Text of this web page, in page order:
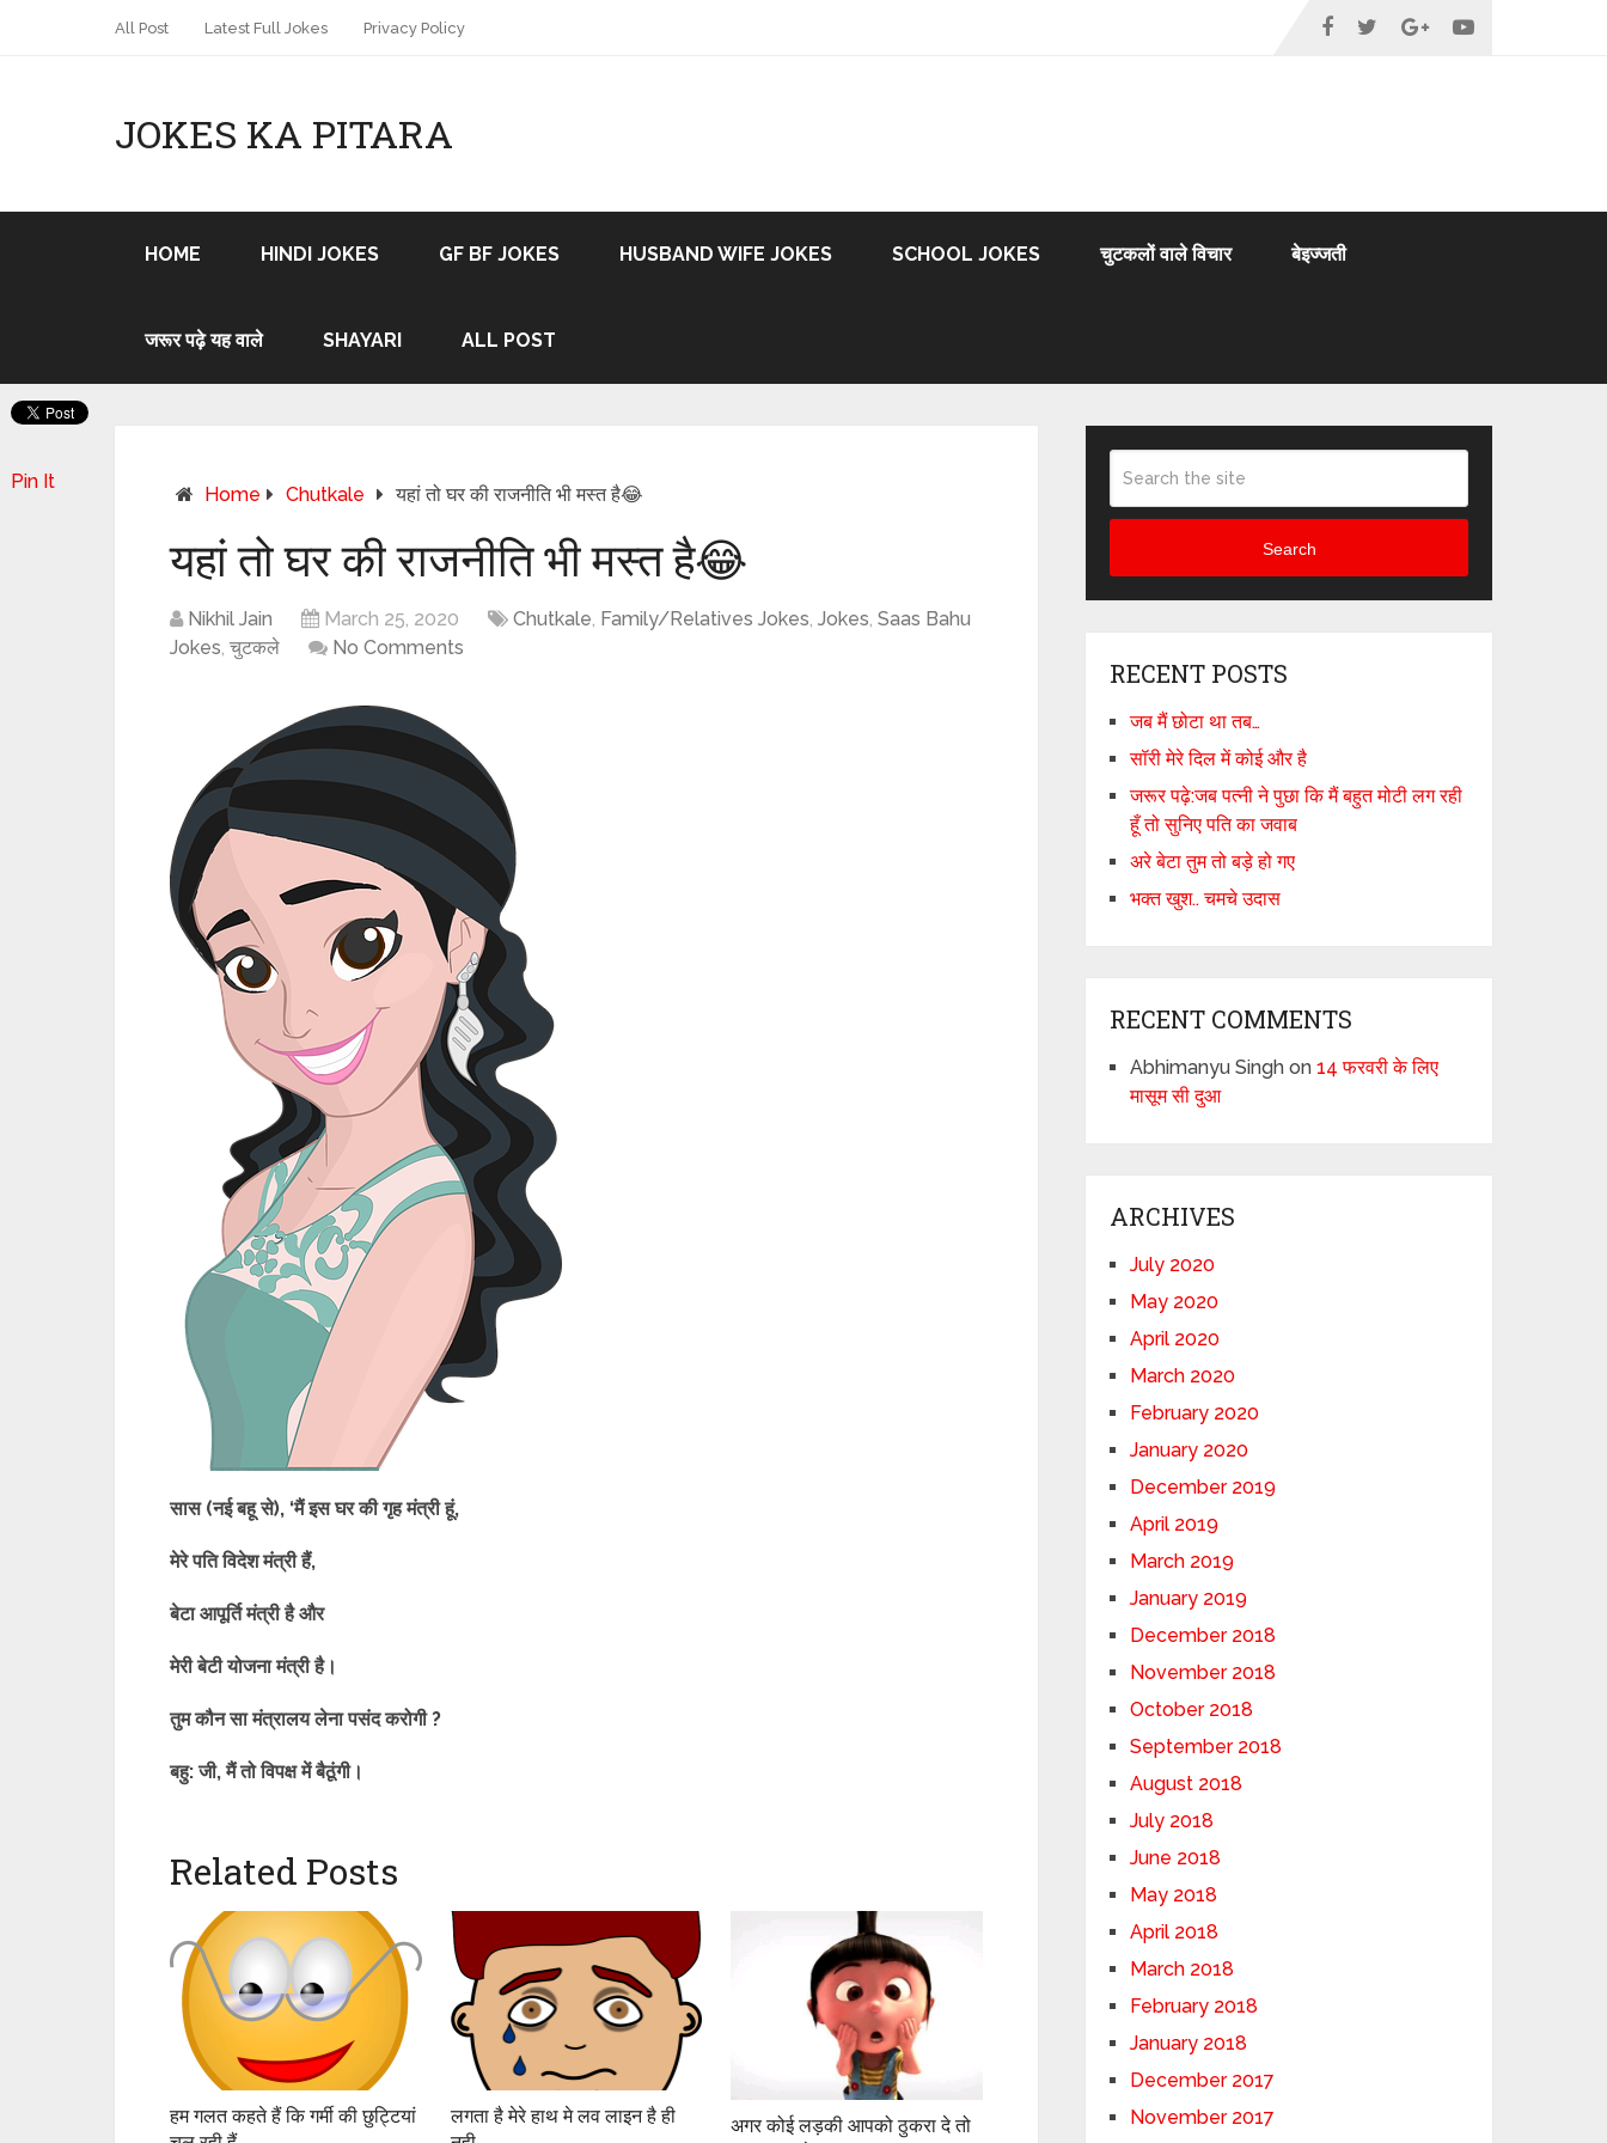
All Post Latest Full Jokes Privacy Policy
JOKES KA PITARA
HOME HINDI JOKES GF BF JOKES HUSBAND WIFE JOKES SCHOOL JOKES चुटकलों वाले विचार बेइज्जती
जरूर पढ़े यह वाले SHAYARI ALL POST
Home Chutkale यहां तो घर की राजनीति भी मस्त है😂
यहां तो घर की राजनीति भी मस्त है😂
Nikhil Jain March 25, 2020 Chutkale, Family/Relatives Jokes, Jokes, Saas Bahu
Jokes, चुटकले No Comments
सास (नई बहू से), ‘मैं इस घर की गृह मंत्री हूं,
मेरे पति विदेश मंत्री हैं,
बेटा आपूर्ति मंत्री है और
मेरी बेटी योजना मंत्री है।
तुम कौन सा मंत्रालय लेना पसंद करोगी ?
बहु: जी, मैं तो विपक्ष में बैठूंगी।
Pin It
Related Posts
हम गलत कहते हैं कि गर्मी की छुट्टियां
लगता है मेरे हाथ मे लव लाइन है ही
अगर कोई लड़की आपको ठुकरा दे तो
Search
RECENT POSTS
जब मैं छोटा था तब…
सॉरी मेरे दिल में कोई और है
जरूर पढ़े:जब पत्नी ने पुछा कि मैं बहुत मोटी लग रही
हूँ तो सुनिए पति का जवाब
अरे बेटा तुम तो बड़े हो गए
भक्त खुश.. चमचे उदास
RECENT COMMENTS
Abhimanyu Singh on14 फरवरी के लिए
मासूम सी दुआ
ARCHIVES
July 2020
May 2020
April 2020
March 2020
February 2020
January 2020
December 2019
April 2019
March 2019
January 2019
December 2018
November 2018
October 2018
September 2018
August 2018
July 2018
June 2018
May 2018
April 2018
March 2018
February 2018
January 2018
December 2017
November 2017